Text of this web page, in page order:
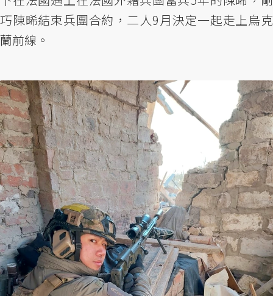
巧陳晞結束兵團合約，二人9月決定一起走上烏克
蘭前線。